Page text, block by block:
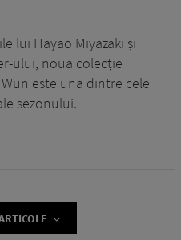
lui Hayao Miyazaki și
ului, noua colecție
este una dintre cele
sezonului.